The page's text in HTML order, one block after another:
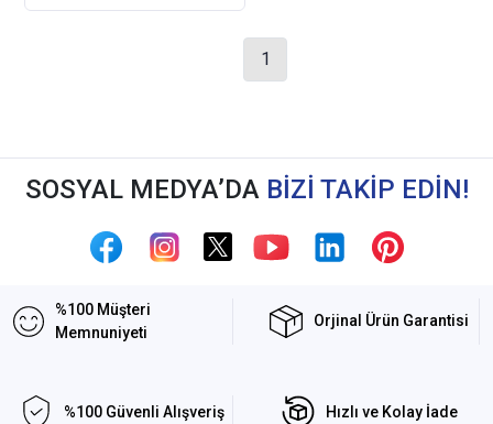
1
SOSYAL MEDYA’DA BİZİ TAKİP EDİN!
%100 Müşteri
Memnuniyeti
Orjinal Ürün Garantisi
%100 Güvenli Alışveriş Hızlı ve Kolay İade